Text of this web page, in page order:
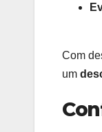
Com
um